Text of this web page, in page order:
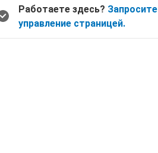
Работаете здесь? Запросите
управление страницей.